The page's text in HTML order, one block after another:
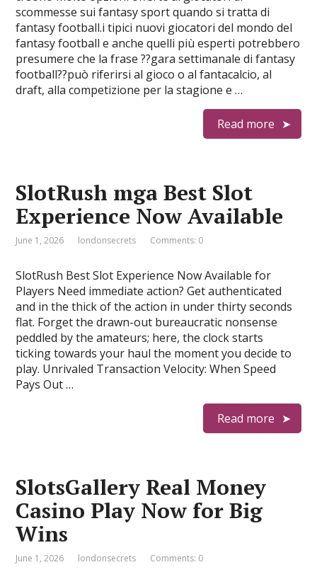
scommesse sui fantasy sport quando si tratta di
fantasy football.i tipici nuovi giocatori del mondo del
fantasy football e anche quelli più esperti potrebbero
presumere che la frase ??gara settimanale di fantasy
football??può riferirsi al gioco o al fantacalcio, al
draft, alla competizione per la stagione e …
Read more
SlotRush mga Best Slot
Experience Now Available
June 1, 2026 londonsecrets Comments: 0
SlotRush Best Slot Experience Now Available for
Players Need immediate action? Get authenticated
and in the thick of the action in under thirty seconds
flat. Forget the drawn-out bureaucratic nonsense
peddled by the amateurs; here, the clock starts
ticking towards your haul the moment you decide to
play. Unrivaled Transaction Velocity: When Speed
Pays Out …
Read more
SlotsGallery Real Money
Casino Play Now for Big
Wins
June 1, 2026 londonsecrets Comments: 0